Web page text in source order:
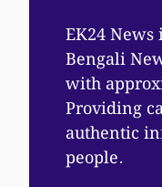
EK24 News
Bengali
with
Providing
authentic
people.